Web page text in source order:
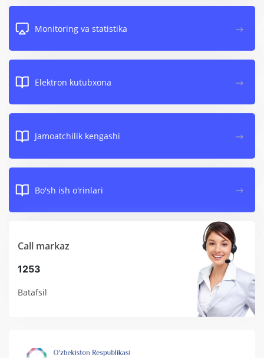
Monitoring va statistika
Elektron kutubxona
Jamoatchilik kengashi
Bo'sh ish o'rinlari
Call markaz
1253
Batafsil